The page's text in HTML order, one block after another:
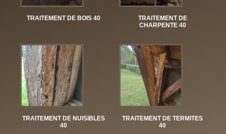
TRAITEMENT DE BOIS 40
TRAITEMENT DE
CHARPENTE 40
TRAITEMENT DE NUISIBLES
40
TRAITEMENT DE TERMITES
40